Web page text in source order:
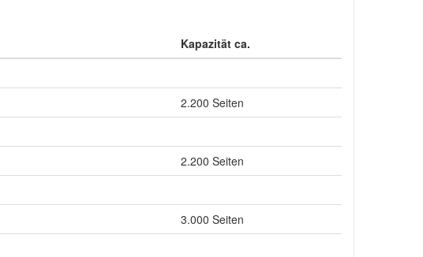
Kapazität ca.
2.200 Seiten
2.200 Seiten
3.000 Seiten